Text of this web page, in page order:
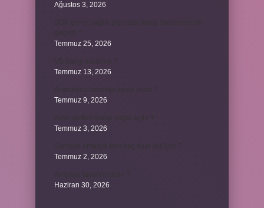
Ağustos 3, 2026
Temmuz 25, 2026
Temmuz 13, 2026
Temmuz 9, 2026
Temmuz 3, 2026
Temmuz 2, 2026
Haziran 30, 2026